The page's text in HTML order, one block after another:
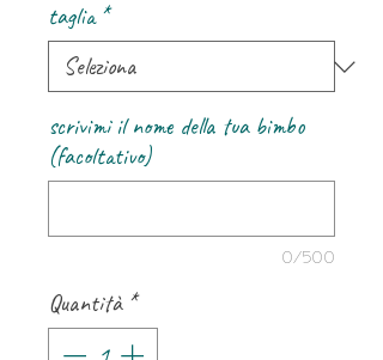
taglia *
scrivimi il nome della tua bimbo
(facoltativo)
0/500
Quantità *